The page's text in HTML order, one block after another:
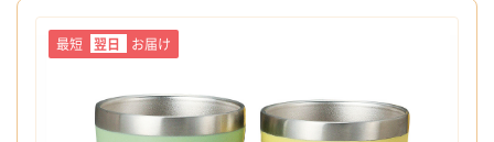
最短 翌日 お届け